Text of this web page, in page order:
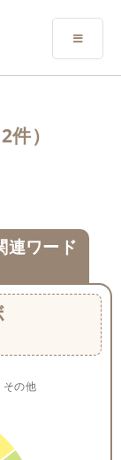
件）
連ワード